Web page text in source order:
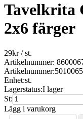
Tavelkrita
2x6 färger
29kr/ st.
Artikelnummer:
Artikelnummer:
Enhet:st.
Lagerstatus:I lager
St:
Lägg i varukorg